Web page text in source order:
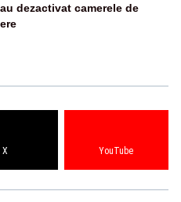
dezactivat camerele de
X YouTube